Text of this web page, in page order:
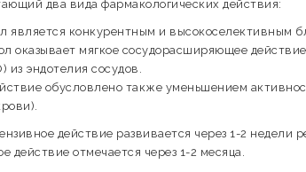
два вида фармакологических действия:
является конкурентным и высокоселективным
оказывает мягкое сосудорасширяющее
из эндотелия сосудов.
обусловлено также уменьшением
действие развивается через 1-2 недели
действие отмечается через 1-2 месяца.